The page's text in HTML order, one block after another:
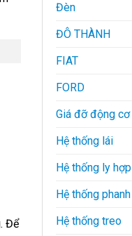
Để
Đèn
ĐÔ THÀNH
FIAT
FORD
Giá đỡ động cơ
Hệ thống lái
Hệ thống ly hợp
Hệ thống phanh
Hệ thống treo